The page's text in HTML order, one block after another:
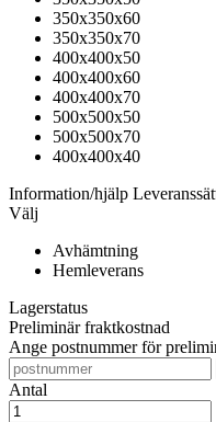
350x350x60
350x350x70
400x400x50
400x400x60
400x400x70
500x500x50
500x500x70
400x400x40
Information/hjälp
Välj
Avhämtning
Hemleverans
Lagerstatus
Preliminär fraktkostnad
Ange postnummer för
Antal